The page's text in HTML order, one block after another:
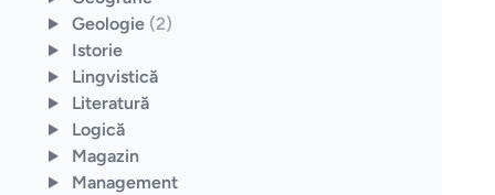
Geologie (2)
Istorie
Lingvistică
Literatură
Logică
Magazin
Management